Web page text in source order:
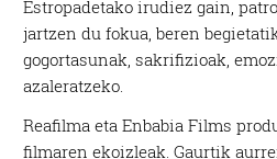
Estropadetako irudiez gain,
jartzen du fokua, beren
gogortasunak, sakrifizioak,
azaleratzeko.
Reafilma eta Enbabia Films
filmaren ekoizleak. Gaurtik